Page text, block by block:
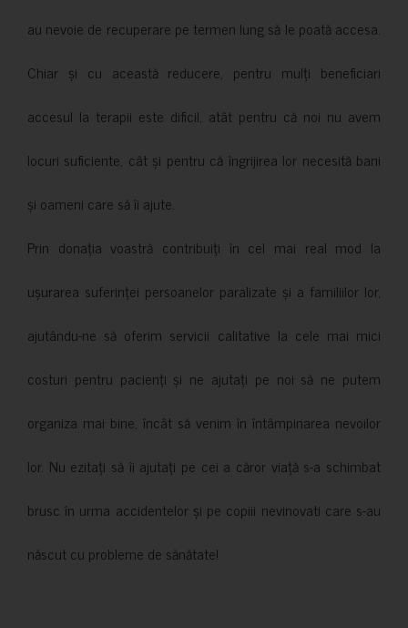
au nevoie de recuperare pe termen lung să le poată accesa.
Chiar și cu această reducere, pentru mulți beneficiari
accesul la terapii este dificil, atât pentru că noi nu avem
locuri suficiente, cât și pentru că îngrijirea lor necesită bani
și oameni care să îi ajute.
Prin donația voastră contribuiți în cel mai real mod la
ușurarea suferinței persoanelor paralizate și a familiilor lor,
ajutându-ne să oferim servicii calitative la cele mai mici
costuri pentru pacienți și ne ajutați pe noi să ne putem
organiza mai bine, încât să venim în întâmpinarea nevoilor
lor. Nu ezitați să îi ajutați pe cei a căror viață s-a schimbat
brusc în urma accidentelor și pe copiii nevinovati care s-au
născut cu probleme de sănătate!